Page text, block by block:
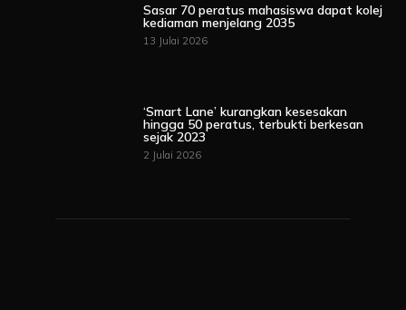
Sasar 70 peratus mahasiswa dapat kolej
kediaman menjelang 2035
13 Julai 2026
‘Smart Lane’ kurangkan kesesakan
hingga 50 peratus, terbukti berkesan
sejak 2023
2 Julai 2026